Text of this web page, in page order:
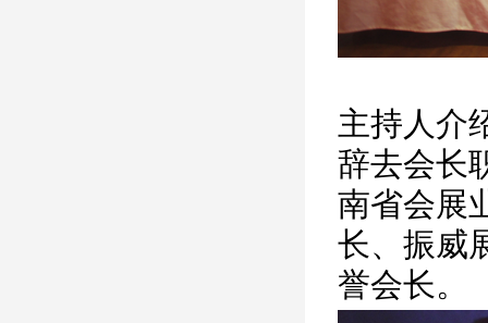
主持人介
辞去会长
南省会展
长、振威
誉会长。